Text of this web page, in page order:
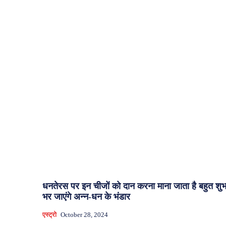
धनतेरस पर इन चीजों को दान करना माना जाता है बहुत
भर जाएंगे अन्न-धन के भंडार
एस्ट्रो October 28, 2024